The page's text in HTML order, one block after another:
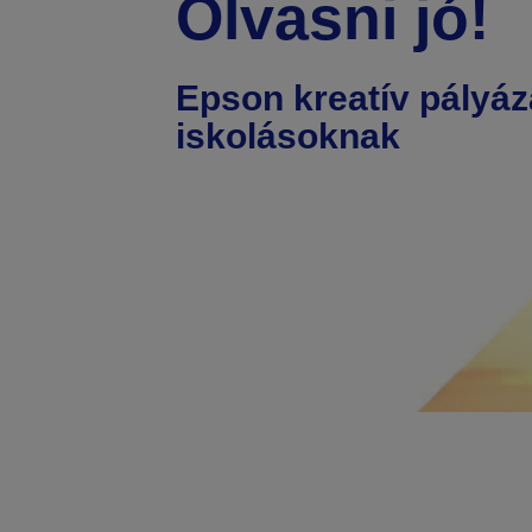
Olvasni jó!
Epson kreatív
iskolásoknak